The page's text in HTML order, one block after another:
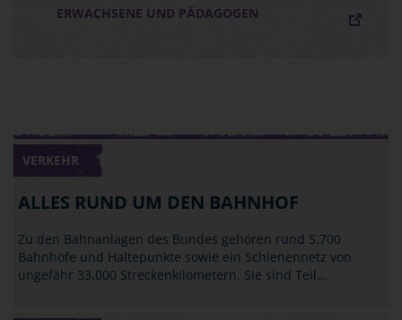
ERWACHSENE UND PÄDAGOGEN
VERKEHR
ALLES RUND UM DEN BAHNHOF
Zu den Bahnanlagen des Bundes gehören rund 5.700
Bahnhöfe und Haltepunkte sowie ein Schienennetz von
ungefähr 33.000 Streckenkilometern. Sie sind Teil…